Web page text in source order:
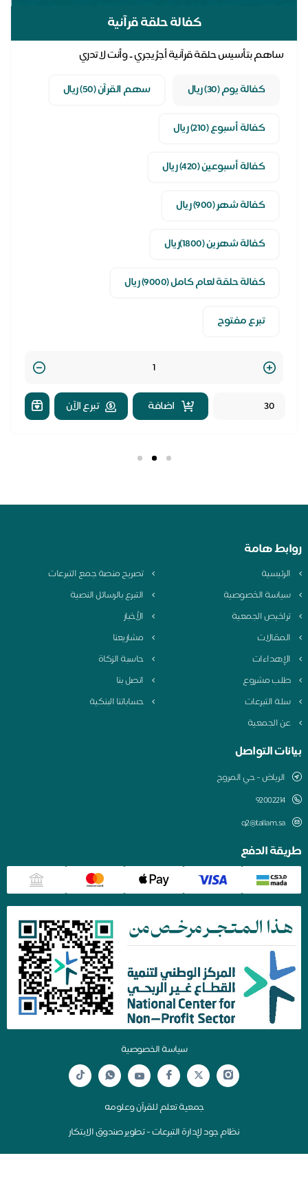
كفالة حلقة قرآنية
ساهم بتأسيس حلقة قرآنية أجرُ يجري .. وأنت لا تدري
كفالة يوم (30) ريال
سهم القرآن (50) ريال
كفالة أسبوع (210) ريال
كفالة أسبوعين (420) ريال
كفالة شهر (900) ريال
كفالة شهرين (1800)ريال
كفالة حلقة لعام كامل (9000) ريال
تبرع مفتوح
Quantity
اضافة
تبرع الآن
هامة
تصريح منصة جمع التبرعات
الخصوصية
التبرع بالرسائل النصية
الجمعية
الأخبار
مشاريعنا
حاسبة الزكاة
مشروع
اتصل بنا
التبرعات
حساباتنا البنكية
الجمعية
التواصل
الرياض - حي المروج
q2@tallam.sa
الدفع
سياسة الخصوصية
جمعية تعلم للقرآن وعلومه
نظام جود لإدارة التبرعات - تطوير صندوق الابتكار